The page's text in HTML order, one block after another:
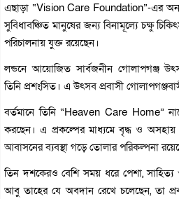
এছাড়া “Vision Care Foundation”-এর
সুবিধাবঞ্চিত মানুষের জন্য বিনামূল্যে চক্ষু
পরিচালনায় যুক্ত রয়েছেন।
লন্ডনে আয়োজিত সার্বজনীন গোলাপগঞ্জ
তিনি প্রশংসিত। এ উৎসব প্রবাসী
বর্তমানে তিনি “Heaven Care Home”
করছেন। এ প্রকল্পের মাধ্যমে বৃদ্ধ ও অসহায়
আবাসনের ব্যবস্থা গড়ে তোলার পরিকল্পনা
তিন দশকেরও বেশি সময় ধরে পেশা,
আবু তাহের যে অবদান রেখে চলেছেন, তা